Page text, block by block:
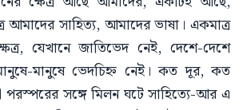
আমাদের সাহিত্য, আমাদের ভাষা। একমাত্র
যেখানে জাতিভেদ নেই, দেশে-দেশে
মানুষে ভেদচিহ্ন নেই। কত দূর, কত
সঙ্গে মিলন ঘটে সাহিত্যে-আর এ